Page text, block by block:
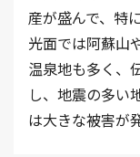
産が盛んで、特
光面では阿蘇山
温泉地も多く、
し、地震の多い
は大きな被害が